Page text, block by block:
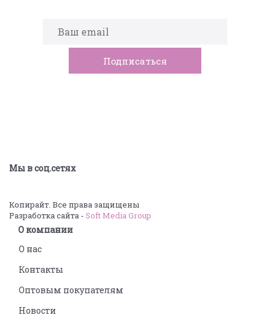
Мы в соц.сетях
Копирайт. Все права защищены
Разработка сайта - Soft Media Group
О компании
О нас
Контакты
Оптовым покупателям
Новости